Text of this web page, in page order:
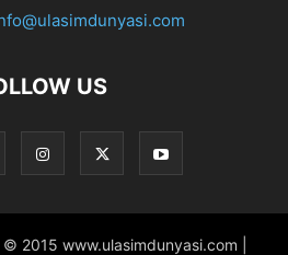
US
© 2015 www.ulasimdunyasi.com |